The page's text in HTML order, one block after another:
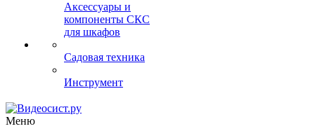
Аксессуары и
компоненты СКС
для шкафов
Садовая техника
Инструмент
Меню